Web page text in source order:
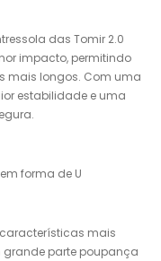
das Tomir 2.0
impacto, permitindo
mais longos. Com uma
estabilidade e uma
forma de U
mais
grande parte poupança